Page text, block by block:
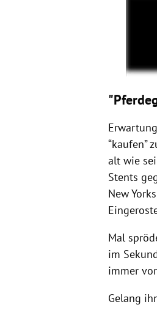
“kaufen”
alt wie
Stents
New
Mal
im
immer
Gelang